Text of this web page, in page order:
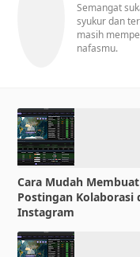
Semangat
syukur dan
masih
nafasmu.
Cara Mudah Membuat
Postingan Kolaborasi
Instagram